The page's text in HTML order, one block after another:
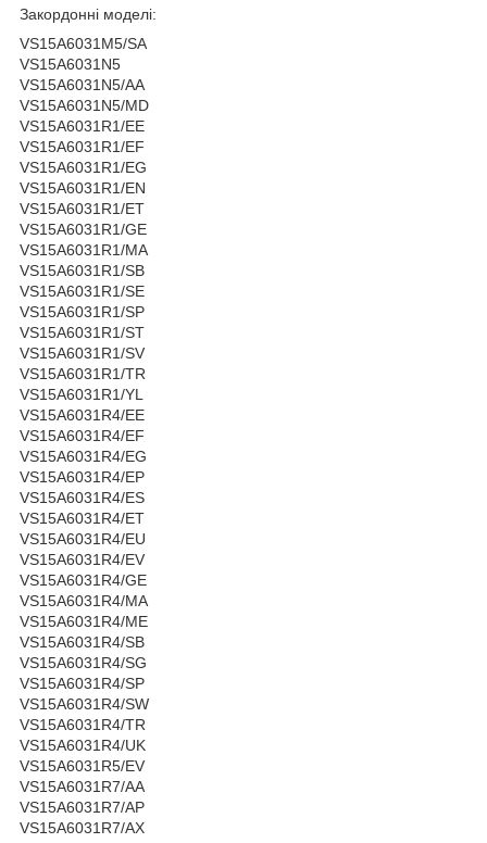
Закордонні моделі:
VS15A6031M5/SA
VS15A6031N5
VS15A6031N5/AA
VS15A6031N5/MD
VS15A6031R1/EE
VS15A6031R1/EF
VS15A6031R1/EG
VS15A6031R1/EN
VS15A6031R1/ET
VS15A6031R1/GE
VS15A6031R1/MA
VS15A6031R1/SB
VS15A6031R1/SE
VS15A6031R1/SP
VS15A6031R1/ST
VS15A6031R1/SV
VS15A6031R1/TR
VS15A6031R1/YL
VS15A6031R4/EE
VS15A6031R4/EF
VS15A6031R4/EG
VS15A6031R4/EP
VS15A6031R4/ES
VS15A6031R4/ET
VS15A6031R4/EU
VS15A6031R4/EV
VS15A6031R4/GE
VS15A6031R4/MA
VS15A6031R4/ME
VS15A6031R4/SB
VS15A6031R4/SG
VS15A6031R4/SP
VS15A6031R4/SW
VS15A6031R4/TR
VS15A6031R4/UK
VS15A6031R5/EV
VS15A6031R7/AA
VS15A6031R7/AP
VS15A6031R7/AX